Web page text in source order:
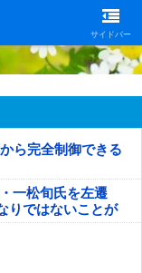
サイドバー
ら完全制御できる
一松旬氏を左遷
りではないことが